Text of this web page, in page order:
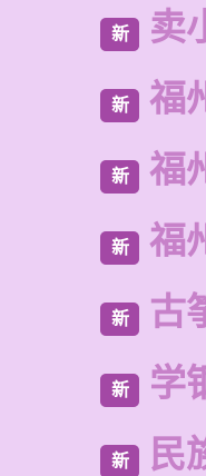
新 卖
新 福
新 福
新 福
新 古
新 学
新 民